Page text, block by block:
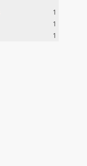
1
1
1